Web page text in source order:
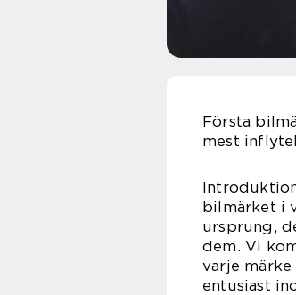
Första
mest
bilmärket i
ursprung,
dem. Vi
varje
entusiast